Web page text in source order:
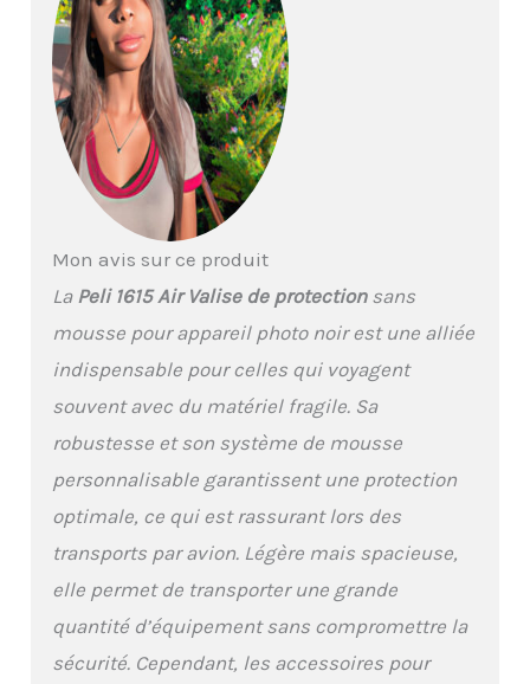
maintient l'eau et la
poussière à l'extérieur
tout en équilibrant la
pression d'air, porte-
étiquette. Roues
silencieuses à
roulement en acier
inoxydable, poignée
Jusqu'à 40 % plus léger
protection en polymère
grâce au polymère
super-léger breveté
HPX² . Matériel en acier
inoxydable. Conception
empilable. Dimension
maximale autorisée
pour l'enregistrement
(vérifiez auprès de votre
compagnie aérienne
mesures exactes)
Température de
-51 ⁰C et 71 ⁰C, Flottabilité
Mon avis sur ce produit
La Peli 1615 Air Valise de protectionsans
mousse pour appareil photo noir est une alliée
indispensable pour celles qui voyagent
souvent avec du matériel fragile. Sa
robustesse et son système de mousse
personnalisable garantissent une protection
optimale, ce qui est rassurant lors des
transports par avion. Légère mais spacieuse,
elle permet de transporter une grande
quantité d’équipement sans compromettre la
sécurité. Cependant, les accessoires pour